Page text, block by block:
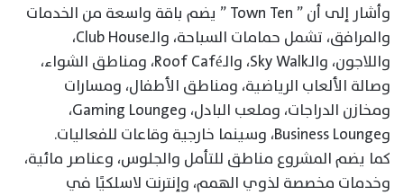
وأشار إلى أن ” Town Ten ” يضم باقة واسعة من الخدمات
والمرافق، تشمل حمامات السباحة، والـClub House،
واللاجون، والـSky Walk، والـRoof Café، ومناطق الشواء،
وصالة الألعاب الرياضية، ومناطق الأطفال، ومسارات
ومخازن الدراجات، وملعب البادل، وGaming Lounge،
وBusiness Lounge، وسينما خارجية وقاعات للفعاليات.
كما يضم المشروع مناطق للتأمل والجلوس، وعناصر مائية،
وخدمات مخصصة لذوي الهمم، وإنترنت لاسلكيًا في